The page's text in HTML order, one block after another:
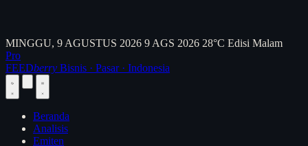
MINGGU, 9 AGUSTUS 2026 9 AGS 2026 28°C Edisi Malam
Pro
FEEDberry Bisnis · Pasar · Indonesia
Beranda
Analisis
Emiten